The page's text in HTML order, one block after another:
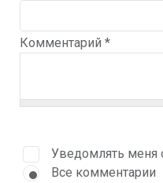
Комментарий *
Уведомлять меня
Все комментарии